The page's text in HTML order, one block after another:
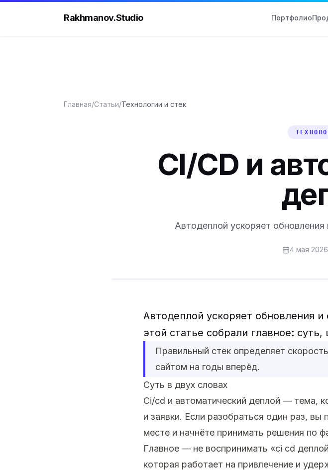
Rakhmanov.Studio Портфолио
Главная/Статьи/Технологии и стек
CI/CD и
Автодеплой ускоряет
4 мая 2026
Автодеплой ускоряет обновления
этой статье собрали главное:
Правильный стек определяет
сайтом на годы вперёд.
Суть в двух словах
Ci/cd и автоматический деплой — тема,
и заявки. Если разобраться один раз, вы
месте и начнёте принимать решения по
Главное — не воспринимать «ci cd
которая работает на привлечение и